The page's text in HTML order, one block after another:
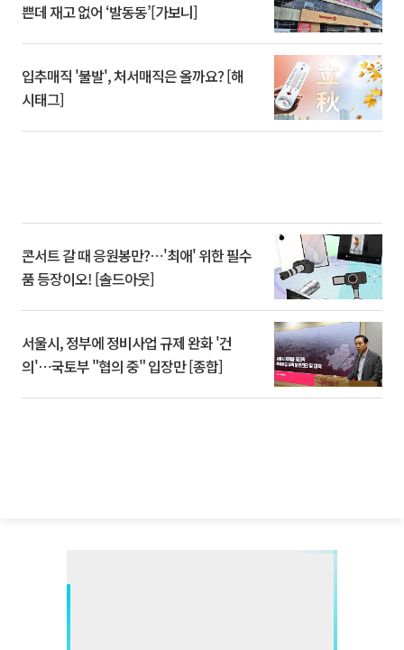
쁜데 재고 없어 ‘발동동’[가보니]
입추매직 '불발', 처서매직은 올까요? [해
시태그]
콘서트 갈 때 응원봉만?⋯'최애' 위한 필수
품 등장이오! [솔드아웃]
서울시, 정부에 정비사업 규제 완화 '건
의'⋯국토부 "협의 중" 입장만 [종합]